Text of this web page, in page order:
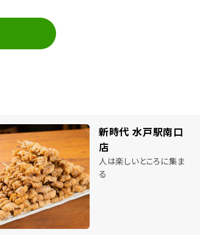
新時代 水戸駅南口
店
人は楽しいところに集ま
る